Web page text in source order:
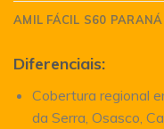
AMIL FÁCIL S60 PARANÁ
Diferenciais:
Cobertura regional
da Serra, Osasco,